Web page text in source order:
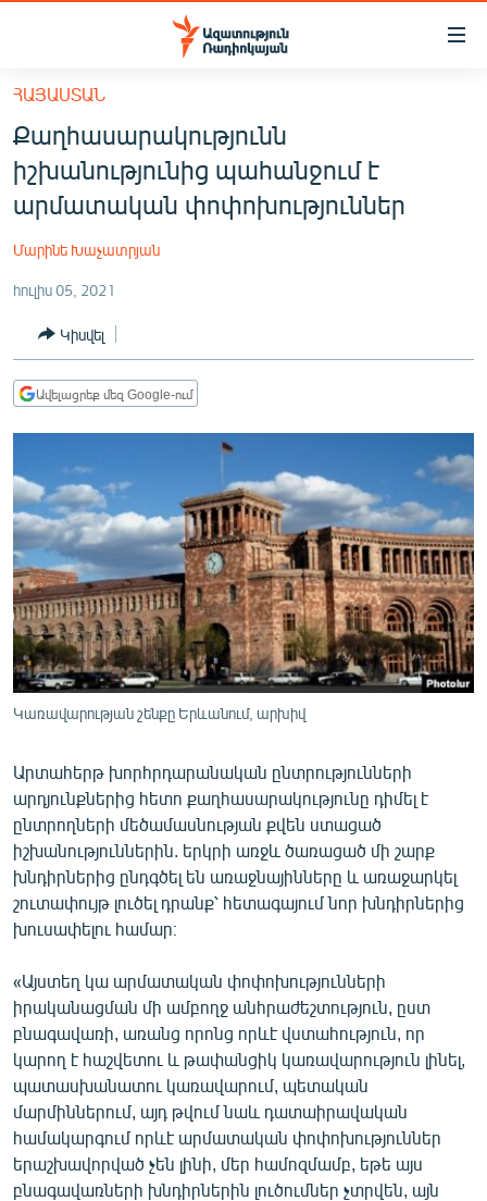
Մատչելիության
հիմնական
բովանդակությանը
Անցնել
հիմնական
մենյուին
ՀԱՅԱՍՏԱՆ
ՔԱՂԱՔԱԿԱՆ
ՏՆՏԵՍՈՒԹՅՈՒՆ
ՂԱՐԱԲԱՂ
ՏԱՐԱԾԱՇՐՋԱՆ
ՄԻՋԱԶԳԱՅԻՆ
ՄՇԱԿՈՒՅԹ
ՍՊՈՐՏ
ՄԵԿՆԱԲԱՆՈՒԹՅՈՒՆ
ՏՏ ԵՒ ԻՆՏԵՐՆԵՏ
ՏԵՍԱՆՅՈՒԹԵՐ
ԲԱՆԱՎԵՃ
ՁԳՏԵԼՈՎ ԼԱՎԱԳՈՒՅՆԻՆ
ՓՈԴՔԱՍԹ
English
Русский
ՀԵՏԵՎԵՔ ՄԵԶ
ՀԱՅԱՍՏԱՆ
Քաղհասարակությունն
իշխանությունից պահանջում է
արմատական փոփոխություններ
Մարինե Խաչատրյան
հուլիս 05, 2021
Կիսվել
Ավելացրեք մեզ Google-ում
Կառավարության շենքը Երևանում, արխիվ
Արտահերթ խորհրդարանական ընտրությունների
արդյունքներից հետո քաղհասարակությունը դիմել է
ընտրողների մեծամասնության քվեն ստացած
իշխանություններին. երկրի առջև ծառացած մի շարք
խնդիրներից ընդգծել են առաջնայինները և առաջարկել
շուտափույթ լուծել դրանք՝ հետագայում նոր խնդիրներից
խուսափելու համար։
«Այստեղ կա արմատական փոփոխությունների
իրականացման մի ամբողջ անհրաժեշտություն, ըստ
բնագավառի, առանց որոնց որևէ վստահություն, որ
կարող է հաշվետու և թափանցիկ կառավարություն լինել,
պատասխանատու կառավարում, պետական
մարմիններում, այդ թվում նաև դատաիրավական
համակարգում որևէ արմատական փոփոխություններ
երաշխավորված չեն լինի, մեր համոզմամբ, եթե այս
բնագավառների խնդիրներին լուծումներ չտրվեն, այն